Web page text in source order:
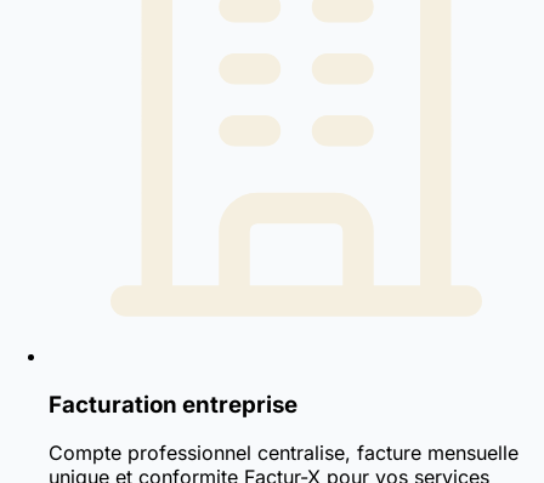
Facturation entreprise
Compte professionnel centralise, facture mensuelle
unique et conformite Factur-X pour vos services